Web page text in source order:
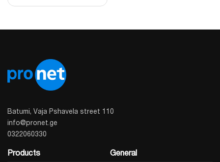
Batumi, Vaja Pshavela street 110
info@pronet.ge
0322060330
Products General